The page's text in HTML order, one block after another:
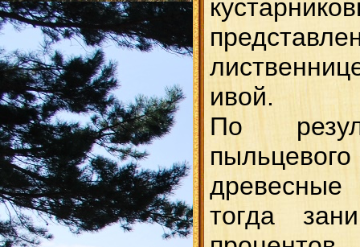
ивой.
По
древесные
тогда